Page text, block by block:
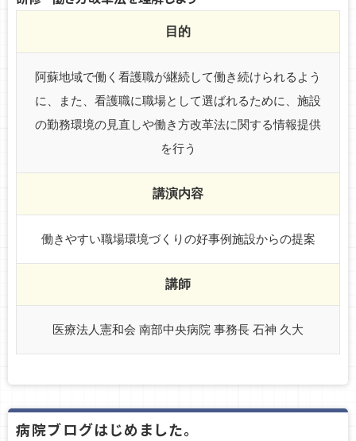
目的
阿蘇地域で働く看護職が継続して働き続けられるよう
に、また、看護職に職場として選ばれるために、施設
の勤務環境の見直しや働き方改革法に関する情報提供
を行う
講演内容
働きやすい職場環境づくりの好事例施設からの提案
講師
医療法人憲和会 南部中央病院 事務長 石神 久大
病院ブログはじめました。